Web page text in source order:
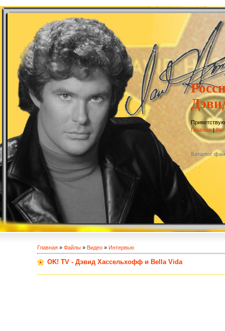
Главная|
Каталог
Главная » Файлы » Видео » Интервью
OK! TV - Дэвид Хассельхофф и Bella Vida